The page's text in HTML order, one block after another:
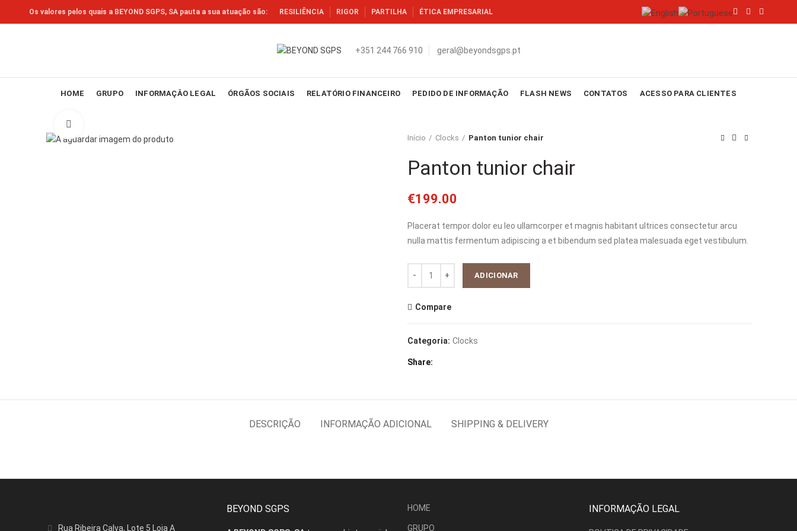
Os valores pelos quais a BEYOND SGPS, SA pauta a sua atuação são: RESILIÊNCIA RIGOR PARTILHA ÉTICA EMPRESARIAL
+351 244 766 910 geral@beyondsgps.pt
HOME GRUPO INFORMAÇÂO LEGAL ÓRGÃOS SOCIAIS RELATÓRIO FINANCEIRO PEDIDO DE INFORMAÇÃO FLASH NEWS CONTATOS ACESSO PARA CLIENTES
Início
Clocks Panton tunior chair
Panton tunior chair
€199.00
Placerat tempor dolor eu leo ullamcorper et magnis habitant ultrices consectetur arcu
nulla mattis fermentum adipiscing a et bibendum sed platea malesuada eget vestibulum.
ADICIONAR
Compare
Categoria: Clocks
Share
DESCRIÇÃO INFORMAÇÃO ADICIONAL SHIPPING & DELIVERY
Rua Ribeira Calva, Lote 5 Loja A
BEYOND SGPS HOME
GRUPO
INFORMAÇÃO LEGAL